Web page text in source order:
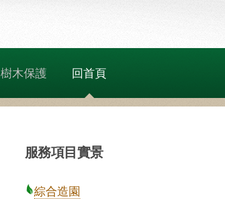
樹木保護 回首頁
服務項目實景
綜合造園